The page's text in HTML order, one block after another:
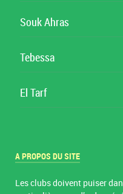
Souk Ahras
Tebessa
El Tarf
A PROPOS DU SITE
Les clubs doivent puiser